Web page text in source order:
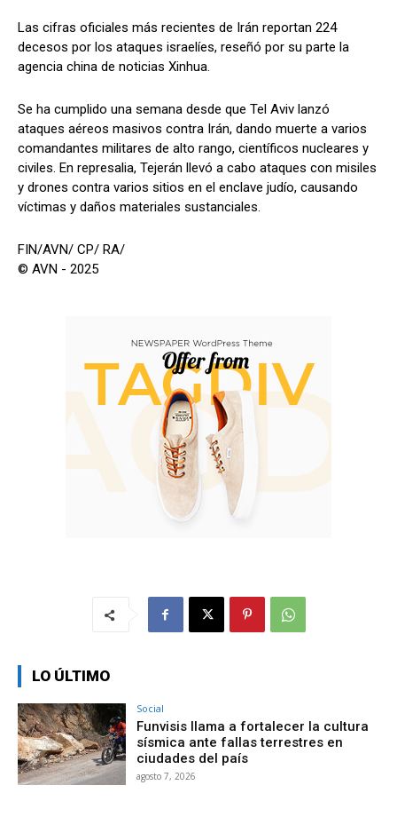
Las cifras oficiales más recientes de Irán reportan 224
decesos por los ataques israelíes, reseñó por su parte la
agencia china de noticias Xinhua.
Se ha cumplido una semana desde que Tel Aviv lanzó
ataques aéreos masivos contra Irán, dando muerte a varios
comandantes militares de alto rango, científicos nucleares y
civiles. En represalia, Tejerán llevó a cabo ataques con misiles
y drones contra varios sitios en el enclave judío, causando
víctimas y daños materiales sustanciales.
FIN/AVN/ CP/ RA/
© AVN - 2025
LO ÚLTIMO
Social
Funvisis llama a fortalecer la cultura
sísmica ante fallas terrestres en
ciudades del país
agosto 7, 2026